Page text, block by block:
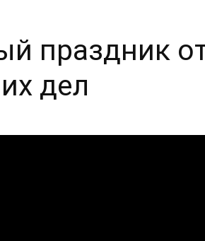
праздник
дел